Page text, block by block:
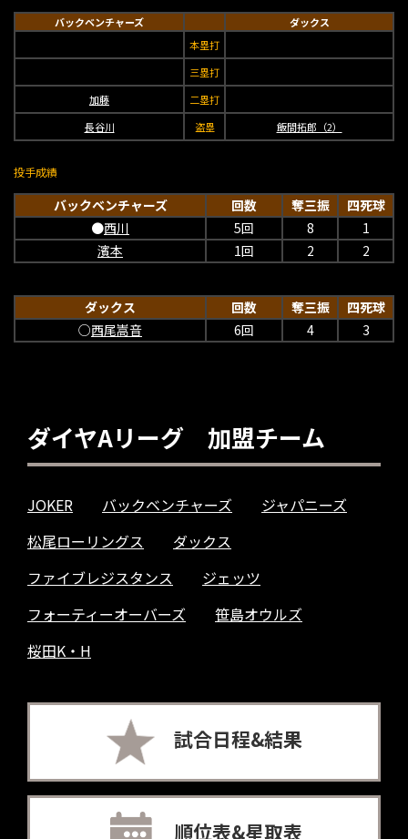
バックベンチャーズ
ダックス
本塁打
三塁打
加藤
二塁打
長谷川
盗塁 飯間拓郎（2）
投手成績
バックベンチャーズ 回数 奪三振
四死球
●西川 5回 8
1
濱本
1回 2 2
ダックス 回数 奪三振
四死球
○西尾嵩音 6回 4 3
ダイヤAリーグ 加盟チーム
JOKER バックベンチャーズ
ジャパニーズ
松尾ローリングス
ダックス
ファイブレジスタンス
ジェッツ
フォーティーオーバーズ
笹島オウルズ
桜田K・H
試合日程&結果
順位表&星取表